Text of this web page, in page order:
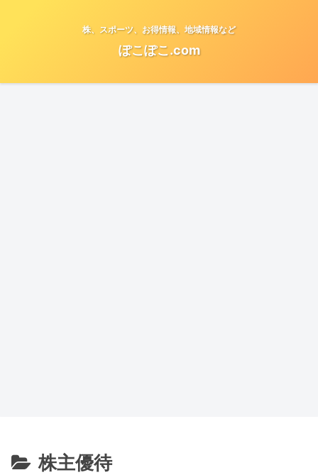
株、スポーツ、お得情報、地域情報など
ぽこぽこ.com
株主優待